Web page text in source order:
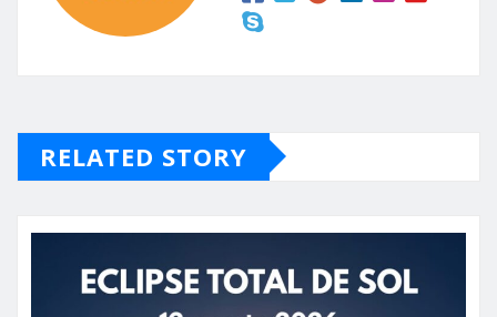
RELATED STORY